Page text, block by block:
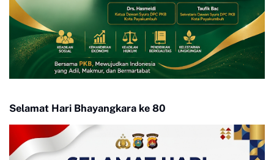
Selamat Hari Bhayangkara ke 80